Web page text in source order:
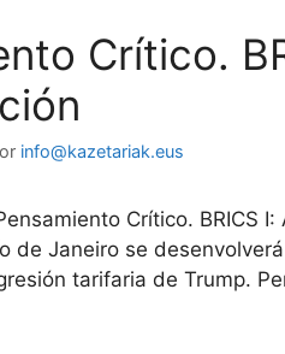
Crítico.
info@kazetariak.eus
Crítico. BRICS
de Janeiro se
tarifaria de Trump.